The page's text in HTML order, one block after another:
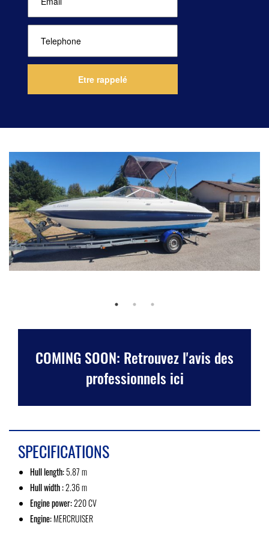
COMING SOON: Retrouvez l'avis des
professionnels ici
SPECIFICATIONS
Hull length:5.87 m
Hull width :2.36 m
Engine power:220 CV
Engine:MERCRUISER